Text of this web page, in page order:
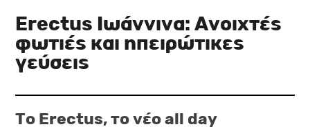
Erectus Ιωάννινα: Ανοιχτές
φωτιές και ηπειρώτικες
γεύσεις
Το Erectus, το νέο all day